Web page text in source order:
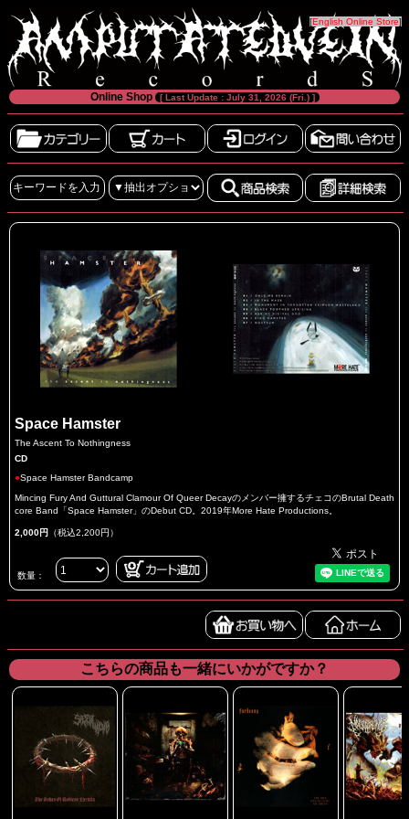
[English Online Store]
Online Shop [ Last Update : July 31, 2026 (Fri.) ]
Space Hamster
The Ascent To Nothingness
CD
●Space Hamster Bandcamp
Mincing Fury And Guttural Clamour Of Queer Decayのメンバー擁するチェコのBrutal Death
core Band「Space Hamster」のDebut CD。2019年More Hate Productions。
2,000円 （税込2,200円）
数量：
こちらの商品も一緒にいかがですか？